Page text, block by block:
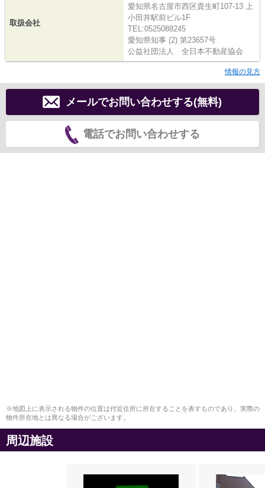
取扱会社
愛知県名古屋市西区貴生町107-13 上
小田井駅前ビル1F
TEL:0525088245
愛知県知事 (2) 第23657号
公益社団法人 全日本不動産協会
情報の見方
メールでお問い合わせする(無料)
電話でお問い合わせする
※地図上に表示される物件の位置は付近住所に所在することを表すものであり、実際の
物件所在地とは異なる場合がございます。
周辺施設